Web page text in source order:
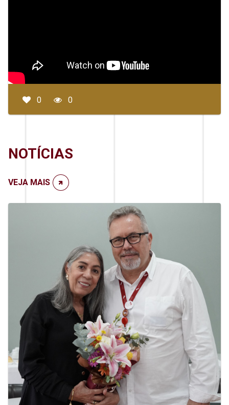
0 0
NOTÍCIAS
VEJA MAIS